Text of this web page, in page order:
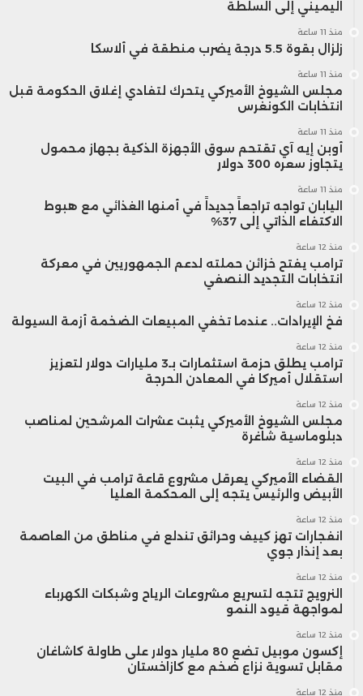
اليميني إلى السلطة
منذ 11 ساعة
زلزال بقوة 5.5 درجة يضرب منطقة في ألاسكا
منذ 11 ساعة
مجلس الشيوخ الأميركي يتحرك لتفادي إغلاق الحكومة قبل
انتخابات الكونغرس
منذ 11 ساعة
أوبن إيه آي تقتحم سوق الأجهزة الذكية بجهاز محمول
يتجاوز سعره 300 دولار
منذ 11 ساعة
اليابان تواجه تراجعاً جديداً في أمنها الغذائي مع هبوط
الاكتفاء الذاتي إلى 37%
منذ 12 ساعة
ترامب يفتح خزائن حملته لدعم الجمهوريين في معركة
انتخابات التجديد النصفي
منذ 12 ساعة
فخ الإيرادات.. عندما تخفي المبيعات الضخمة أزمة السيولة
منذ 12 ساعة
ترامب يطلق حزمة استثمارات بـ3 مليارات دولار لتعزيز
استقلال أميركا في المعادن الحرجة
منذ 12 ساعة
مجلس الشيوخ الأميركي يثبت عشرات المرشحين لمناصب
دبلوماسية شاغرة
منذ 12 ساعة
القضاء الأميركي يعرقل مشروع قاعة ترامب في البيت
الأبيض والرئيس يتجه إلى المحكمة العليا
منذ 12 ساعة
انفجارات تهز كييف وحرائق تندلع في مناطق من العاصمة
بعد إنذار جوي
منذ 12 ساعة
النرويج تتجه لتسريع مشروعات الرياح وشبكات الكهرباء
لمواجهة قيود النمو
منذ 12 ساعة
إكسون موبيل تضع 80 مليار دولار على طاولة كاشاغان
مقابل تسوية نزاع ضخم مع كازاخستان
منذ 12 ساعة